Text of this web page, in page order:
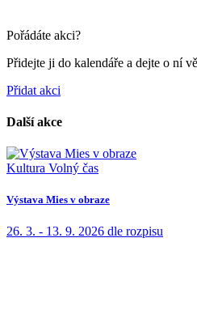
Pořádáte akci?
Přidejte ji do kalendáře a dejte o ní
Přidat akci
Další akce
Kultura Volný čas
Výstava Mies v obraze
26. 3. - 13. 9. 2026 dle rozpisu